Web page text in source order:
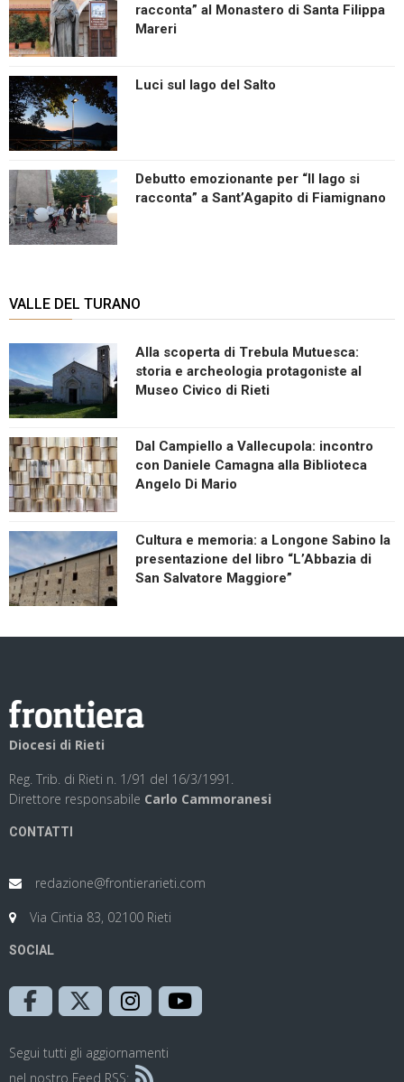
racconta” al Monastero di Santa Filippa
Mareri
Luci sul lago del Salto
Debutto emozionante per “Il lago si
racconta” a Sant’Agapito di Fiamignano
VALLE DEL TURANO
Alla scoperta di Trebula Mutuesca:
storia e archeologia protagoniste al
Museo Civico di Rieti
Dal Campiello a Vallecupola: incontro
con Daniele Camagna alla Biblioteca
Angelo Di Mario
Cultura e memoria: a Longone Sabino la
presentazione del libro “L’Abbazia di
San Salvatore Maggiore”
Diocesi di Rieti
Reg. Trib. di Rieti n. 1/91 del 16/3/1991.
Direttore responsabile Carlo Cammoranesi
CONTATTI
redazione@frontierarieti.com
Via Cintia 83, 02100 Rieti
SOCIAL
Segui tutti gli aggiornamenti
nel nostro Feed RSS: